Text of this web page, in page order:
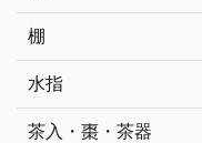
棚
水指
茶入・棗・茶器